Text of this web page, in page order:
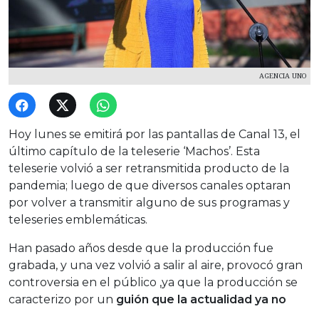
AGENCIA UNO
Hoy lunes se emitirá por las pantallas de Canal 13, el
último capítulo de la teleserie ‘Machos’. Esta
teleserie volvió a ser retransmitida producto de la
pandemia; luego de que diversos canales optaran
por volver a transmitir alguno de sus programas y
teleseries emblemáticas.
Han pasado años desde que la producción fue
grabada, y una vez volvió a salir al aire, provocó gran
controversia en el público ,ya que la producción se
caracterizo por un guión que la actualidad ya no